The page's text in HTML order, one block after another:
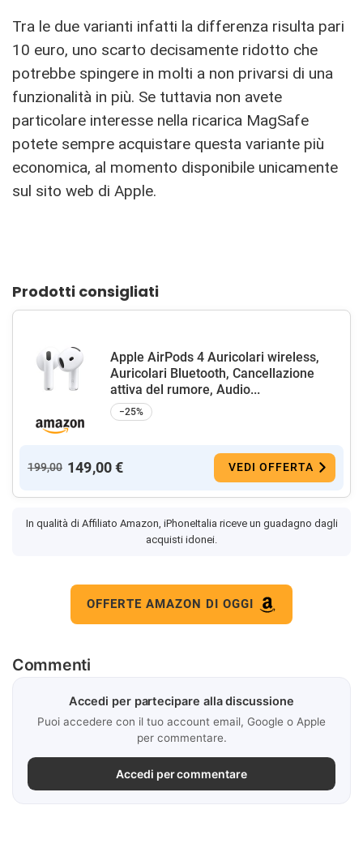
Tra le due varianti infatti la differenza risulta pari
10 euro, uno scarto decisamente ridotto che
potrebbe spingere in molti a non privarsi di una
funzionalità in più. Se tuttavia non avete
particolare interesse nella ricarica MagSafe
potete sempre acquistare questa variante più
economica, al momento disponibile unicamente
sul sito web di Apple.
Prodotti consigliati
Apple AirPods 4 Auricolari wireless,
Auricolari Bluetooth, Cancellazione
attiva del rumore, Audio...
−25%
199,00 149,00 € VEDI OFFERTA
In qualità di Affiliato Amazon, iPhoneItalia riceve un guadagno dagli
acquisti idonei.
OFFERTE AMAZON DI OGGI
Commenti
Accedi per partecipare alla discussione
Puoi accedere con il tuo account email, Google o Apple
per commentare.
Accedi per commentare